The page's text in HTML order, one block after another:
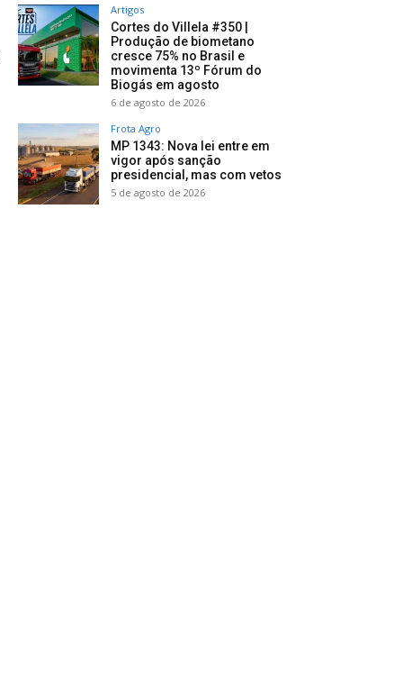
Artigos
Cortes do Villela #350 |
Produção de biometano
cresce 75% no Brasil e
movimenta 13º Fórum do
Biogás em agosto
6 de agosto de 2026
Frota Agro
MP 1343: Nova lei entre em
vigor após sanção
presidencial, mas com vetos
5 de agosto de 2026